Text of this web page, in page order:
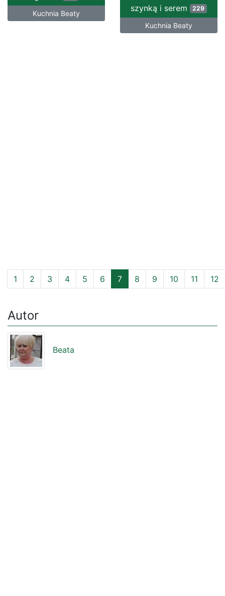
Kuchnia Beaty
szynką i serem 229
Kuchnia Beaty
1 2 3 4 5 6 7 8 9 10 11 12
Autor
Beata